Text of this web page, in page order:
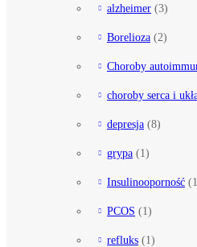
alzheimer (3)
Borelioza (2)
Choroby
choroby serca i
depresja (8)
grypa (1)
Insulinooporność
PCOS (1)
refluks (1)